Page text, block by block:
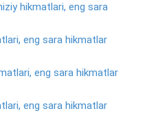
hikmatlari, eng sara
eng sara hikmatlar
eng sara hikmatlar
eng sara hikmatlar